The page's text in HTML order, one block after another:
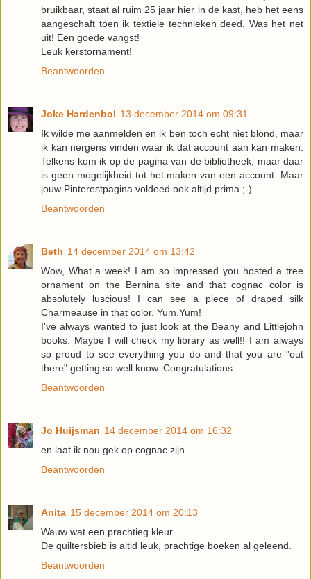
bruikbaar, staat al ruim 25 jaar hier in de kast, heb het eens
aangeschaft toen ik textiele technieken deed. Was het net
uit! Een goede vangst!
Leuk kerstornament!
Beantwoorden
Joke Hardenbol 13 december 2014 om 09:31
Ik wilde me aanmelden en ik ben toch echt niet blond, maar
ik kan nergens vinden waar ik dat account aan kan maken.
Telkens kom ik op de pagina van de bibliotheek, maar daar
is geen mogelijkheid tot het maken van een account. Maar
jouw Pinterestpagina voldeed ook altijd prima ;-).
Beantwoorden
Beth 14 december 2014 om 13:42
Wow, What a week! I am so impressed you hosted a tree
ornament on the Bernina site and that cognac color is
absolutely luscious! I can see a piece of draped silk
Charmeause in that color. Yum.Yum!
I've always wanted to just look at the Beany and Littlejohn
books. Maybe I will check my library as well!! I am always
so proud to see everything you do and that you are "out
there" getting so well know. Congratulations.
Beantwoorden
Jo Huijsman 14 december 2014 om 16:32
en laat ik nou gek op cognac zijn
Beantwoorden
Anita 15 december 2014 om 20:13
Wauw wat een prachtieg kleur.
De quiltersbieb is altid leuk, prachtige boeken al geleend.
Beantwoorden